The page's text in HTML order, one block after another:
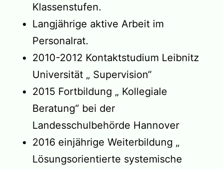
Klassenstufen.
Langjährige aktive Arbeit im
Personalrat.
2010-2012 Kontaktstudium Leibnitz
Universität „ Supervision“
2015 Fortbildung „ Kollegiale
Beratung“ bei der
Landesschulbehörde Hannover
2016 einjährige Weiterbildung „
Lösungsorientierte systemische